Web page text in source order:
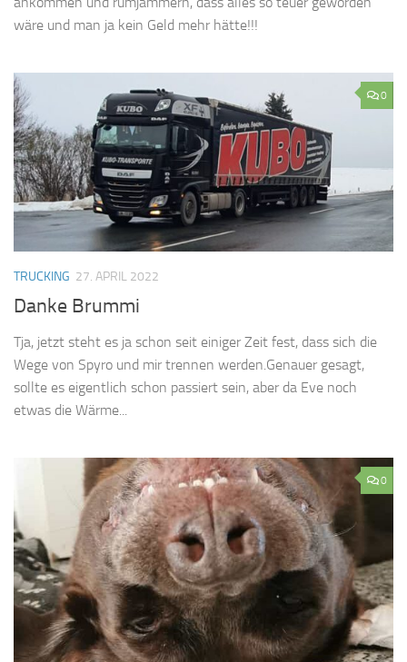
wäre und man ja kein Geld mehr hätte!!!
0
TRUCKING 27. APRIL 2022
Danke Brummi
Tja, jetzt steht es ja schon seit einiger Zeit fest, dass sich die
Wege von Spyro und mir trennen werden.Genauer gesagt,
sollte es eigentlich schon passiert sein, aber da Eve noch
etwas die Wärme...
0